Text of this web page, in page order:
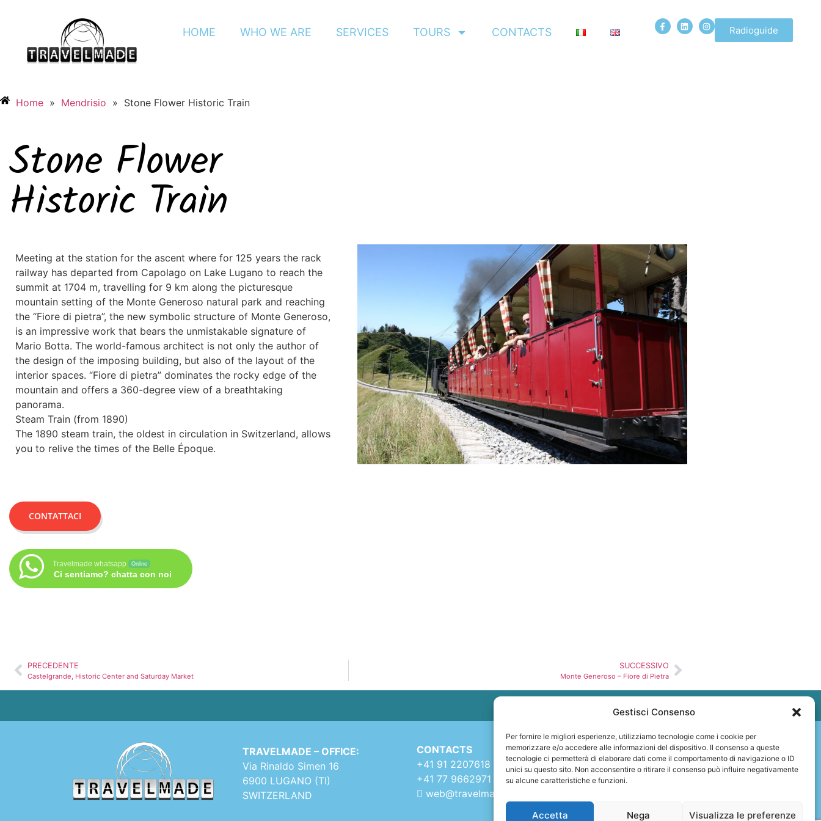
Gestisci Consenso
Per fornire le migliori esperienze, utilizziamo tecnologie come i cookie per
memorizzare e/o accedere alle informazioni del dispositivo. Il consenso a queste
tecnologie ci permetterà di elaborare dati come il comportamento di navigazione o ID
unici su questo sito. Non acconsentire o ritirare il consenso può influire negativamente
su alcune caratteristiche e funzioni.
Accetta Nega Visualizza le preferenze
HOME WHO WE ARE SERVICES TOURS CONTACTS Radioguide
Home » Mendrisio » Stone Flower Historic Train
Stone Flower
Historic Train
Meeting at the station for the ascent where for 125 years the rack
railway has departed from Capolago on Lake Lugano to reach the
summit at 1704 m, travelling for 9 km along the picturesque
mountain setting of the Monte Generoso natural park and reaching
the “Fiore di pietra”, the new symbolic structure of Monte Generoso,
is an impressive work that bears the unmistakable signature of
Mario Botta. The world-famous architect is not only the author of
the design of the imposing building, but also of the layout of the
interior spaces. “Fiore di pietra” dominates the rocky edge of the
mountain and offers a 360-degree view of a breathtaking
panorama.
Steam Train (from 1890)
The 1890 steam train, the oldest in circulation in Switzerland, allows
you to relive the times of the Belle Époque.
CONTATTACI
Travelmade whatsapp Online
Ci sentiamo? chatta con noi
PRECEDENTE
Castelgrande, Historic Center and Saturday Market
SUCCESSIVO
Monte Generoso – Fiore di Pietra
TRAVELMADE – OFFICE:
Via Rinaldo Simen 16
6900 LUGANO (TI)
SWITZERLAND
CONTACTS
+41 91 2207618
+41 77 9662971
web@travelmade.ch